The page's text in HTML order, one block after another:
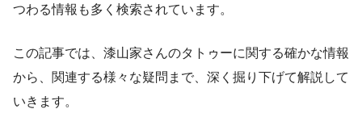
つわる情報も多く検索されています。
この記事では、漆山家さんのタトゥーに関する確かな情報
から、関連する様々な疑問まで、深く掘り下げて解説して
いきます。